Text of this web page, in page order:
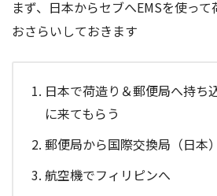
まず、日本からセブへEMSを使っ
おさらいしておきます
日本で荷造り＆郵便局へ持ち
に来てもらう
郵便局から国際交換局（日本
航空機でフィリピンへ